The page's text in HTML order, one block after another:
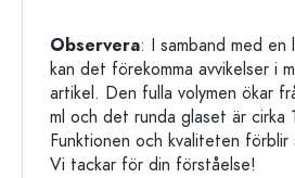
Observera: I samband med en
kan det förekomma avvikelser i
artikel. Den fulla volymen ökar
ml och det runda glaset är cirka
Funktionen och kvaliteten förblir
Vi tackar för din förståelse!